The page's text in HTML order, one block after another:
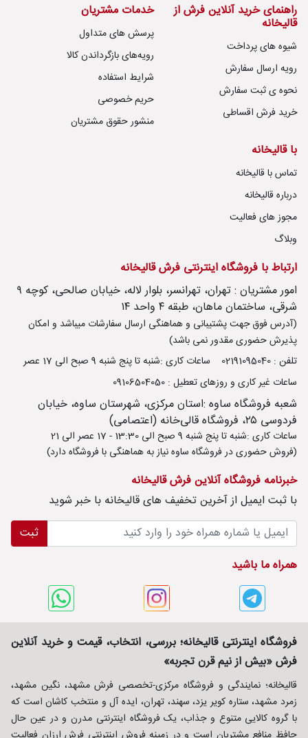
راهنمای
خرید
تماس
با
قالیخانه
درباره
قالیخانه
پرسش
متداول
رویه‌های
بازگرداندن
راهنمای خرید آنلاین فرش از
قالیخانه
شیوه های پرداخت
رویه ارسال سفارش
نحوه ی ثبت سفارش
خرید فرش اقساطی
خدمات مشتریان
پرسش های متداول
رویه‌های بازگرداندن کالا
شرایط استفاده
حریم خصوصی
منشور حقوق مشتریان
با قالیخانه
تماس با قالیخانه
درباره قالیخانه
مجوز های فعالیت
وبلاگ
ارتباط با فروشگاه اینترنتی فرش قالیخانه
امور مشتریان : تهران، تهرانسر، بلوار لاله، خیابان صالحی، کوچه ۹
شرقی، ساختمان ماهان، طبقه ۴ واحد ۱۴
(آدرس فوق جهت پشتیبانی و هماهنگی ارسال سفارشات میباشد و امکان
پذیرش حضوری مقدور نمی باشد)
تلفن : 02191095040
ساعات کاری :شنبه تا پنج شنبه 9 صبح الی 17 عصر
ساعات غیر کاری و روزهای تعطیل : 09106504050
شعبه فروشگاه ساوه :استان مرکزی، شهرستان ساوه، خیابان
فردوسی ۲۵، فروشگاه قالی‌خانه (اعتصامی)
ساعات کاری :شنبه تا پنج شنبه 9 صبح الی 13:30 - 17 عصر الی 21
(فروش حضوری در فروشگاه ساوه نیاز به هماهنگی با فروشگاه دارد)
خبرنامه فروشگاه آنلاین فرش قالیخانه
با ثبت ايميل از آخرین تخفیف های قالیخانه با خبر شوید
ثبت
همراه ما باشید
فروشگاه اینترنتی قالیخانه؛ بررسی، انتخاب، قیمت و خرید آنلاین
فرش «بیش از نیم قرن تجربه»
قالیخانه؛ نمایندگی و فروشگاه مرکزی-تخصصی فرش مشهد، نگین مشهد،
زمرد مشهد، ستاره کویر یزد، سهند، تهران، ایده آل و منتخب کاشان است که
با گروه کالایی متنوع و جذاب، یک فروشگاه اینترنتی مدرن و در عین حال